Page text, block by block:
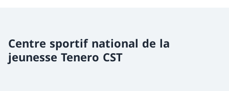
Centre sportif national de la
jeunesse Tenero CST